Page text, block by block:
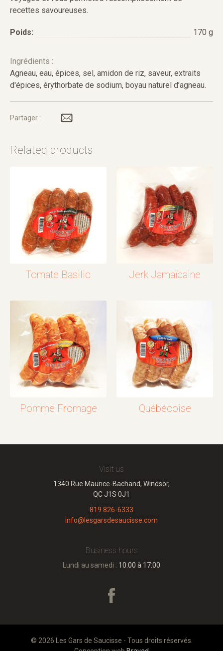
recettes savoureuses.
Poids: 170 g
Ingrédients :
Agneau, eau, épices, sel, amidon de riz, saveur, extraits
d'épices, érythorbate de sodium, boyau naturel d’agneau.
Partager :
Related products
Tomate Basilic Jerk Jamaïcaine
Pomme Fromage Québécoise
Visit us
1340 Rue Maurice-Bachand, Windsor,
QC J1S 0J1
819 826-6333
info@lesgarsdesaucisse.com
Business hours
Lundi au samedi : 10:00 à 17:00
© 2026 Les Gars de Saucisse - Tous droits réservés.